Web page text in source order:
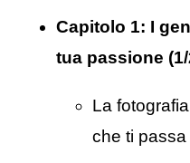
Capitolo 1: I
tua passione
La
che ti